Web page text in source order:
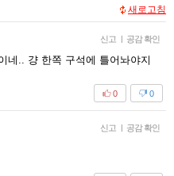
새로고침
신고 | 공감 확인
네.. 걍 한쪽 구석에 틀어놔야지
0
0
신고 | 공감 확인